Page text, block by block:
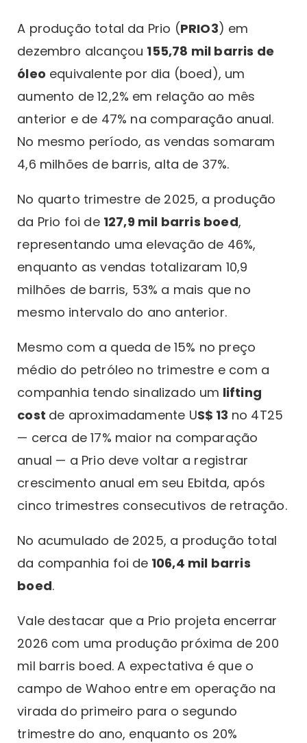
A produção total da Prio (PRIO3) em
dezembro alcançou 155,78 mil barris de
óleo equivalente por dia (boed), um
aumento de 12,2% em relação ao mês
anterior e de 47% na comparação anual.
No mesmo período, as vendas somaram
4,6 milhões de barris, alta de 37%.
No quarto trimestre de 2025, a produção
da Prio foi de 127,9 mil barris boed,
representando uma elevação de 46%,
enquanto as vendas totalizaram 10,9
milhões de barris, 53% a mais que no
mesmo intervalo do ano anterior.
Mesmo com a queda de 15% no preço
médio do petróleo no trimestre e com a
companhia tendo sinalizado um lifting
cost de aproximadamente US$ 13 no 4T25
— cerca de 17% maior na comparação
anual — a Prio deve voltar a registrar
crescimento anual em seu Ebitda, após
cinco trimestres consecutivos de retração.
No acumulado de 2025, a produção total
da companhia foi de 106,4 mil barris
boed.
Vale destacar que a Prio projeta encerrar
2026 com uma produção próxima de 200
mil barris boed. A expectativa é que o
campo de Wahoo entre em operação na
virada do primeiro para o segundo
trimestre do ano, enquanto os 20%